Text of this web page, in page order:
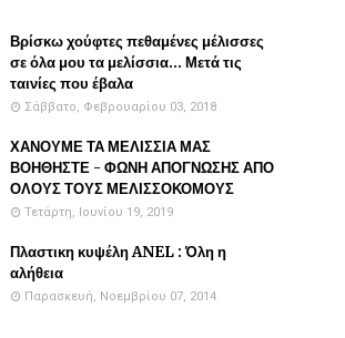
Βρίσκω χούφτες πεθαμένες μέλισσες
σε όλα μου τα μελίσσια... Μετά τις
ταινίες που έβαλα
Σάββατο, Φεβρουαρίου 03, 2018
ΧΑΝΟΥΜΕ ΤΑ ΜΕΛΙΣΣΙΑ ΜΑΣ
ΒΟΗΘΗΣΤΕ - ΦΩΝΗ ΑΠΟΓΝΩΣΗΣ ΑΠΟ
ΟΛΟΥΣ ΤΟΥΣ ΜΕΛΙΣΣΟΚΟΜΟΥΣ
Τετάρτη, Ιουνίου 19, 2019
Πλαστικη κυψέλη ANEL : Όλη η
αλήθεια
Παρασκευή, Νοεμβρίου 07, 2014